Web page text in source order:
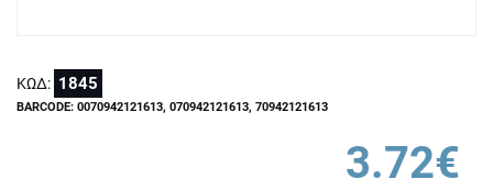
ΚΩΔ: 1845
BARCODE: 0070942121613, 070942121613, 70942121613
3.72€